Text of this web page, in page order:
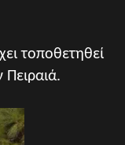
τοποθετηθεί
Πειραιά.